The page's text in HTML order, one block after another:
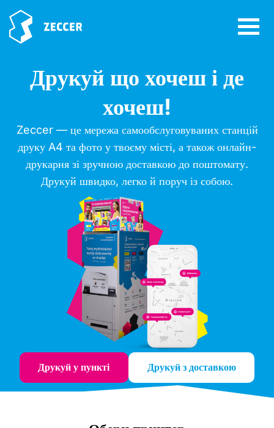
Друкуй що хочеш і де
хочеш!
Zeccer — це мережа самообслуговуваних станцій
друку A4 та фото у твоєму місті, а також онлайн-
друкарня зі зручною доставкою до поштомату.
Друкуй швидко, легко й поруч із собою.
Друкуй у пункті Друкуй з доставкою